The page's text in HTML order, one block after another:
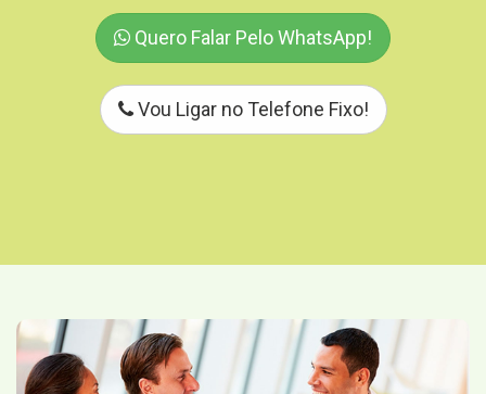
Quero Falar Pelo WhatsApp!
Vou Ligar no Telefone Fixo!